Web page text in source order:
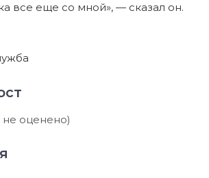
все еще со мной», — сказал он.
оценено)